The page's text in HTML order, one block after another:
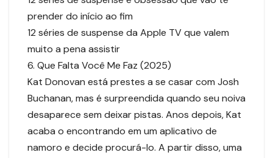
prender do início ao fim
12 séries de suspense da Apple TV que valem
muito a pena assistir
6. Que Falta Você Me Faz (2025)
Kat Donovan está prestes a se casar com Josh
Buchanan, mas é surpreendida quando seu noiva
desaparece sem deixar pistas. Anos depois, Kat
acaba o encontrando em um aplicativo de
namoro e decide procurá-lo. A partir disso, uma